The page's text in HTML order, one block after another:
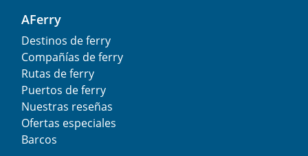
AFerry
Destinos de ferry
Compañías de ferry
Rutas de ferry
Puertos de ferry
Nuestras reseñas
Ofertas especiales
Barcos